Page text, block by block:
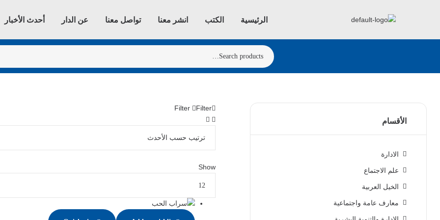
الرئيسية الكتب انشر معنا تواصل معنا عن الدار أحدث الأخبار
Filter Filter
Show
الأقسام
الادارة
علم الاجتماع
الخيل العربية
معارف عامة واجتماعية